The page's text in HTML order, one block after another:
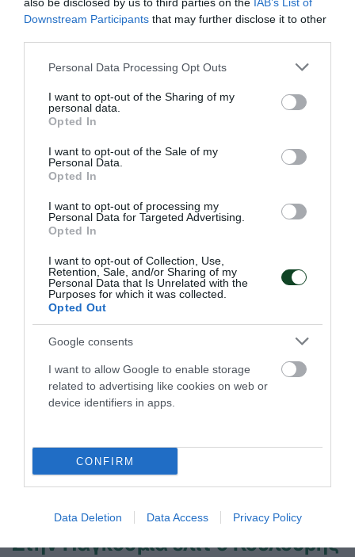
Downstream Participants that may further disclose it to other
Please note that this website/app uses one or more Google
not limited to your visit or usage behaviour. You may click to
grant or deny consent to Google and its third-party tags to
use your data for below specified purposes in below Google
consent section.
Personal Data Processing Opt Outs
I want to opt-out of the Sharing of my
personal data.
Opted In
I want to opt-out of the Sale of my
Personal Data.
Opted In
I want to opt-out of processing my
Personal Data for Targeted Advertising.
Opted In
I want to opt-out of Collection, Use,
Retention, Sale, and/or Sharing of my
Personal Data that Is Unrelated with the
Purposes for which it was collected.
Opted Out
Google consents
I want to allow Google to enable storage
related to advertising like cookies on web or
device identifiers in apps.
CONFIRM
Data Deletion Data Access Privacy Policy
Στην τετράδα η Εθνική πόλο με
πέντε «πράσινους»
Η Εθνική ομάδα πόλο ανδρών προκρίθηκε στα ημιτελικά
του Παγκοσμίου Κυπέλλου με πέντε παίκτες του
Παναθηναϊκού στη σύνθεσή της.
23.07.2026 ΠΟΛΟ ΑΝΔΡΩΝ
ΤΕΛΕΥΤΑΙΑ ΝΕΑ
Στην Παγκόσμια ελίτ ο Κουλούρης